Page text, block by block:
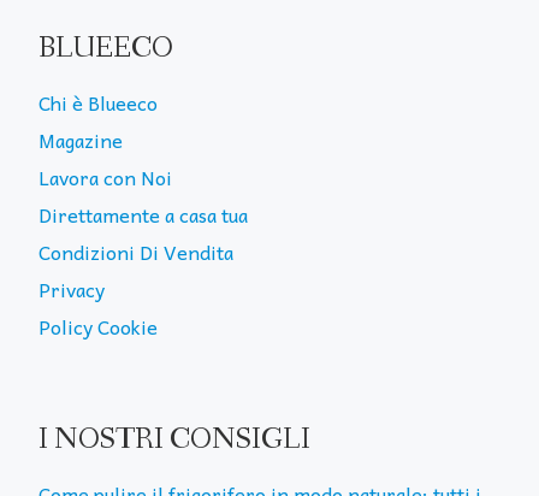
BLUEECO
Chi è Blueeco
Magazine
Lavora con Noi
Direttamente a casa tua
Condizioni Di Vendita
Privacy
Policy Cookie
I NOSTRI CONSIGLI